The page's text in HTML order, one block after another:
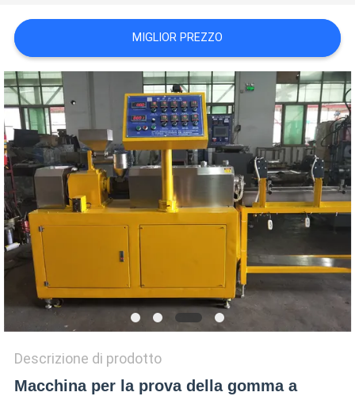
VR
SHOW
SITEMAP
PRIVACY
POLICY
MIGLIOR PREZZO
Descrizione di prodotto
Macchina per la prova della gomma a